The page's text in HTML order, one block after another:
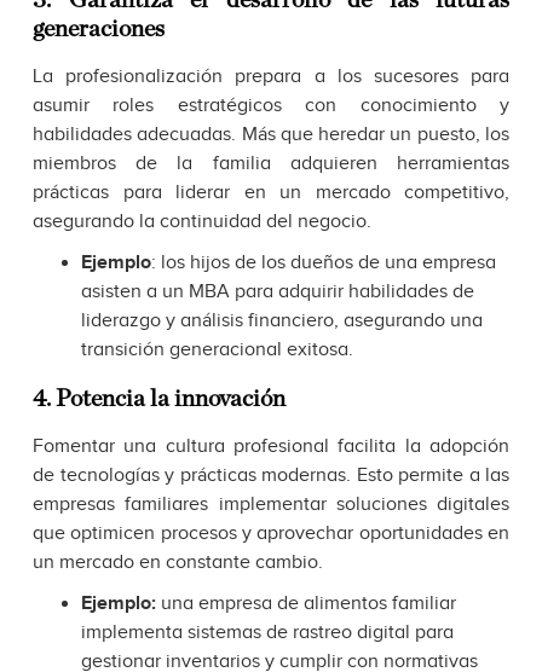
generaciones
La profesionalización prepara a los sucesores para
asumir roles estratégicos con conocimiento y
habilidades adecuadas. Más que heredar un puesto, los
miembros de la familia adquieren herramientas
prácticas para liderar en un mercado competitivo,
asegurando la continuidad del negocio.
Ejemplo: los hijos de los dueños de una empresa
asisten a un MBA para adquirir habilidades de
liderazgo y análisis financiero, asegurando una
transición generacional exitosa.
4. Potencia la innovación
Fomentar una cultura profesional facilita la adopción
de tecnologías y prácticas modernas. Esto permite a las
empresas familiares implementar soluciones digitales
que optimicen procesos y aprovechar oportunidades en
un mercado en constante cambio.
Ejemplo: una empresa de alimentos familiar
implementa sistemas de rastreo digital para
gestionar inventarios y cumplir con normativas